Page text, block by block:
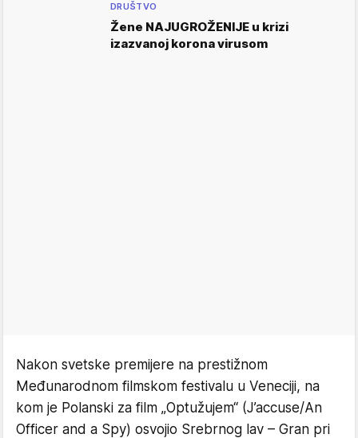
DRUŠTVO
Žene NAJUGROŽENIJE u krizi
izazvanoj korona virusom
Nakon svetske premijere na prestižnom
Međunarodnom filmskom festivalu u Veneciji, na
kom je Polanski za film „Optužujem“ (J’accuse/An
Officer and a Spy) osvojio Srebrnog lav – Gran pri